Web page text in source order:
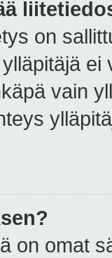
on
vain
on omat